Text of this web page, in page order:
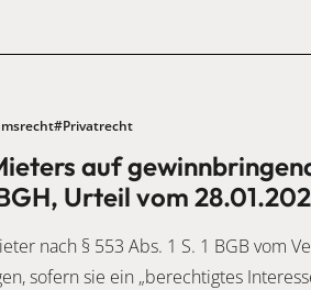
#Privatrecht
auf
Urteil vom
nach § 553 Abs. 1 S. 1 BGB vom
sofern sie ein „berechtigtes